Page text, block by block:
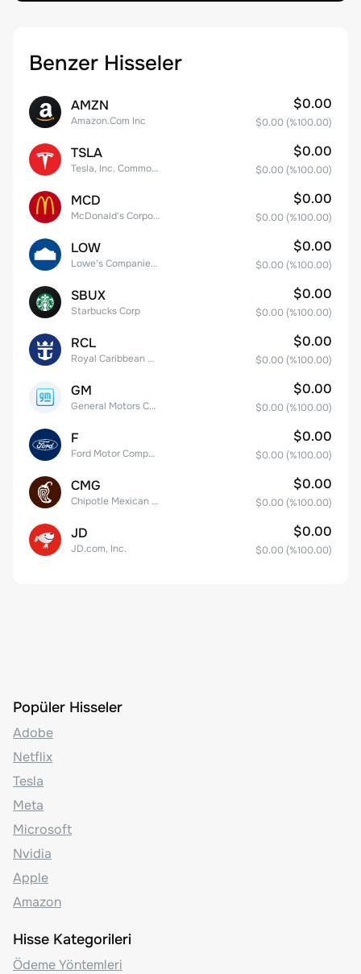
Benzer Hisseler
AMZN
Amazon.Com Inc
$0.00
$0.00 (%100.00)
TSLA
Tesla, Inc. Common Stock
$0.00
$0.00 (%100.00)
MCD
McDonald's Corporation
$0.00
$0.00 (%100.00)
LOW
Lowe's Companies Inc.
$0.00
$0.00 (%100.00)
SBUX
Starbucks Corp
$0.00
$0.00 (%100.00)
RCL
Royal Caribbean Group
$0.00
$0.00 (%100.00)
GM
General Motors Company
$0.00
$0.00 (%100.00)
F
Ford Motor Company
$0.00
$0.00 (%100.00)
CMG
Chipotle Mexican Grill, Inc.
$0.00
$0.00 (%100.00)
JD
JD.com, Inc.
$0.00
$0.00 (%100.00)
Popüler Hisseler
Adobe
Netflix
Tesla
Meta
Microsoft
Nvidia
Apple
Amazon
Hisse Kategorileri
Ödeme Yöntemleri